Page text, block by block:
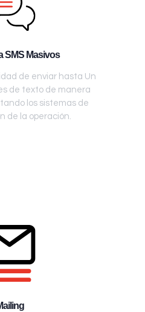
SMS Masivos
de enviar hasta Un
de texto de manera
los sistemas de
de la operación.